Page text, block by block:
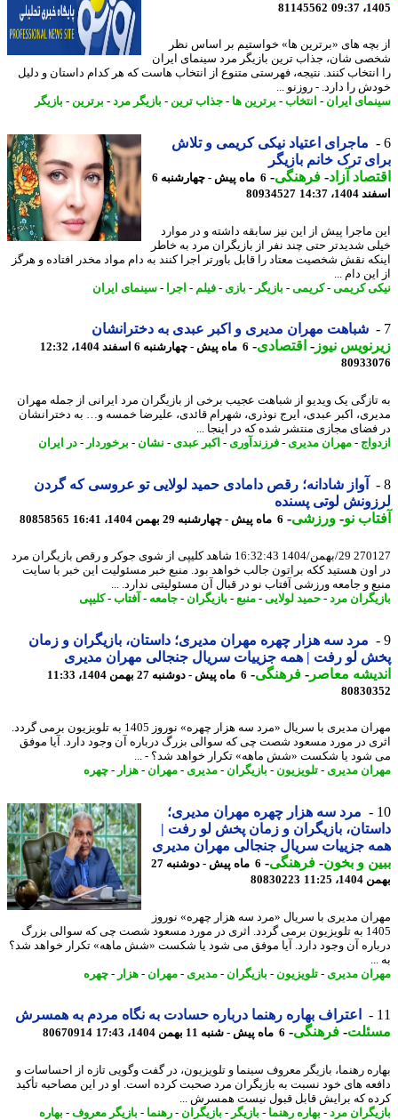
81145562
های «برترین ها» خواستیم بر اساس نظر
شان، جذاب ترین بازیگر مرد سینمای ایران
کنند. نتیجه، فهرستی متنوع از انتخاب هاست که هر کدام داستان و دلیل
را دارد. - روزنو ...
ایران - انتخاب-برترین ها- جذاب ترین- بازیگر مرد -برترین- بازیگر
ماجرای اعتیاد نیکی کریمی و تلاش
ترک خانم بازیگر
آزاد - فرهنگی-
6 ماه پیش - چهارشنبه 6
14:37
80934527
ماجرا پیش از این نیز سابقه داشته و در موارد
شدیدتر حتی چند نفر از بازیگران مرد به خاطر
نقش شخصیت معتاد را قابل باورتر اجرا کنند به دام مواد مخدر افتاده و هرگز
دام ...
کریمی -کریمی -بازیگر-بازی - فیلم -اجرا -سینمای ایران
شباهت مهران مدیری و اکبر عبدی به دخترانشان
نیوز-اقتصادی-6 ماه پیش - چهارشنبه 6 اسفند 1404، 12:32
یک ویدیو از شباهت عجیب برخی از بازیگران مرد ایرانی از جمله مهران
اکبر عبدی، ایرج نوذری، شهرام قائدی، علیرضا خمسه و… به دخترانشان
مجازی منتشر شده که در اینجا ...
-مهران مدیری- فرزندآوری - اکبر عبدی-نشان-برخوردار-در ایران
آواز شادانه؛ رقص دامادی حمید لولایی تو عروسی که گردن
لوتی پسنده
نو- ورزشی-6 ماه پیش - چهارشنبه 29 بهمن 1404، 16:41 80858565
270127 29/بهمن/1404 16:32:43 شاهد کلیپی از شوی جوکر و رقص بازیگران مرد
هستید ککه براتون جالب خواهد بود. منبع خبر مسئولیت این خبر با سایت
و جامعه ورزشی آفتاب نو در قبال آن مسئولیتی ندارد. ...
مرد -حمید لولایی-منبع -بازیگران- جامعه-آفتاب-کلیپی
مرد سه هزار چهره مهران مدیری؛ داستان، بازیگران و زمان
لو رفت | همه جزییات سریال جنجالی مهران مدیری
معاصر-فرهنگی-6 ماه پیش - دوشنبه 27 بهمن 1404، 11:33
مهران مدیری با سریال «مرد سه هزار چهره» نوروز 1405 به تلویزیون برمی گردد.
در مورد مسعود شصت چی که سوالی بزرگ درباره آن وجود دارد. آیا موفق
شود یا شکست «شش ماهه» تکرار خواهد شد؟ - ...
مدیری- تلویزیون -بازیگران- مدیری- مهران- هزار - چهره
مرد سه هزار چهره مهران مدیری؛
بازیگران و زمان پخش لو رفت |
جزییات سریال جنجالی مهران مدیری
و بخون-فرهنگی-
6 ماه پیش - دوشنبه 27
11:25
80830223
مدیری با سریال «مرد سه هزار چهره» نوروز
1405 به تلویزیون برمی گردد. اثری در مورد مسعود شصت چی که سوالی بزرگ
آن وجود دارد. آیا موفق می شود یا شکست «شش ماهه» تکرار خواهد شد؟
مدیری- تلویزیون -بازیگران- مدیری- مهران- هزار - چهره
اعتراف بهاره رهنما درباره حسادت به نگاه مردم به همسرش
-فرهنگی-6 ماه پیش - شنبه 11 بهمن 1404، 17:43 80670914
رهنما، بازیگر معروف سینما و تلویزیون، در گفت وگویی تازه از احساسات و
های خود نسبت به بازیگران مرد صحبت کرده است. او در این مصاحبه تأکید
که برایش قابل قبول نیست همسرش ...
مرد -بهاره رهنما -بازیگر-بازیگران- رهنما -بازیگر معروف-بهاره